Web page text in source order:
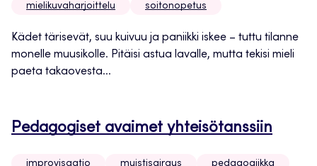
mielikuvaharjoittelu
soitonopetus
Kädet tärisevät, suu kuivuu ja paniikki iskee – tuttu tilanne
monelle muusikolle. Pitäisi astua lavalle, mutta tekisi mieli
paeta takaovesta...
Pedagogiset avaimet yhteisötanssiin